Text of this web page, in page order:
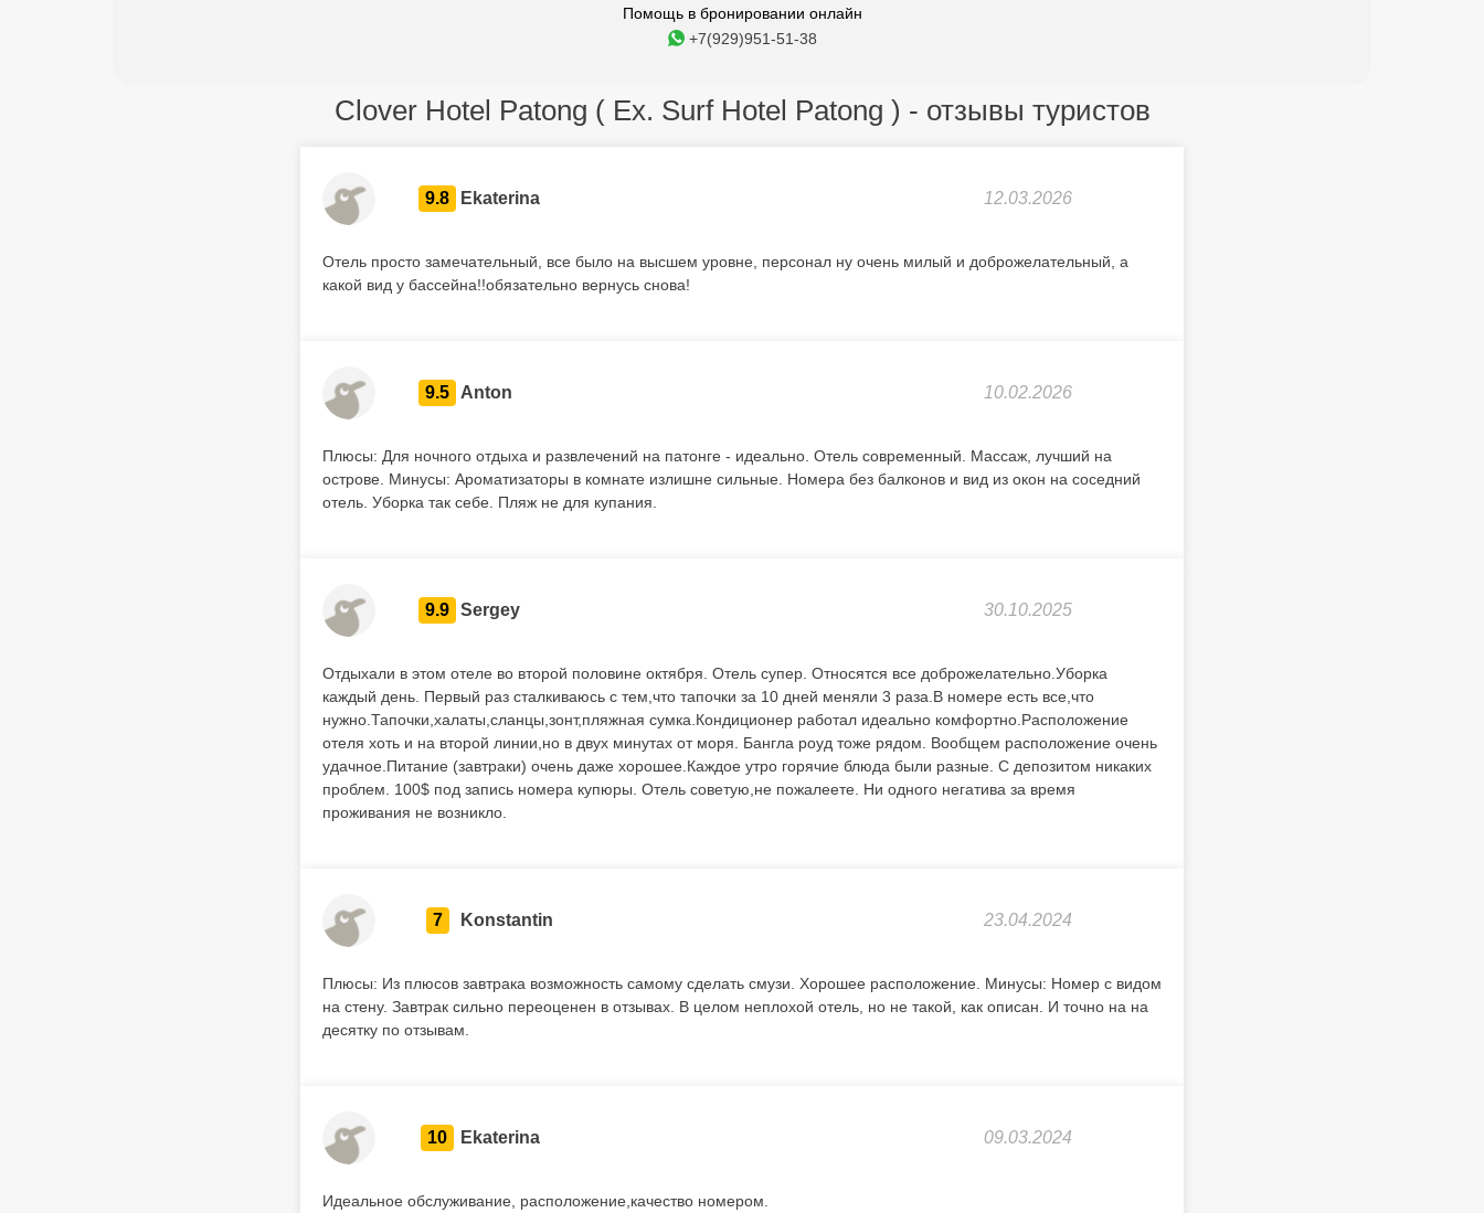
Помощь в бронировании онлайн
+7(929)951-51-38
Clover Hotel Patong ( Ex. Surf Hotel Patong ) - отзывы туристов
9.8 Ekaterina 12.03.2026
Отель просто замечательный, все было на высшем уровне, персонал ну очень милый и доброжелательный, а
какой вид у бассейна!!обязательно вернусь снова!
9.5 Anton 10.02.2026
Плюсы: Для ночного отдыха и развлечений на патонге - идеально. Отель современный. Массаж, лучший на
острове. Минусы: Ароматизаторы в комнате излишне сильные. Номера без балконов и вид из окон на соседний
отель. Уборка так себе. Пляж не для купания.
9.9 Sergey 30.10.2025
Отдыхали в этом отеле во второй половине октября. Отель супер. Относятся все доброжелательно.Уборка
каждый день. Первый раз сталкиваюсь с тем,что тапочки за 10 дней меняли 3 раза.В номере есть все,что
нужно.Тапочки,халаты,сланцы,зонт,пляжная сумка.Кондиционер работал идеально комфортно.Расположение
отеля хоть и на второй линии,но в двух минутах от моря. Бангла роуд тоже рядом. Вообщем расположение очень
удачное.Питание (завтраки) очень даже хорошее.Каждое утро горячие блюда были разные. С депозитом никаких
проблем. 100$ под запись номера купюры. Отель советую,не пожалеете. Ни одного негатива за время
проживания не возникло.
7 Konstantin 23.04.2024
Плюсы: Из плюсов завтрака возможность самому сделать смузи. Хорошее расположение. Минусы: Номер с видом
на стену. Завтрак сильно переоценен в отзывах. В целом неплохой отель, но не такой, как описан. И точно на на
десятку по отзывам.
10 Ekaterina 09.03.2024
Идеальное обслуживание, расположение,качество номером.